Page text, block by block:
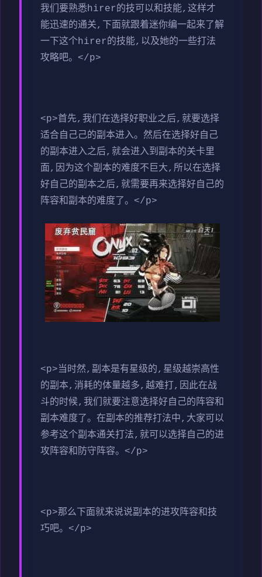
我们要熟悉hirer的技可以和技能,这样才
能迅速的通关,下面就跟着迷你编一起来了解
一下这个hirer的技能,以及她的一些打法
攻略吧。</p>
<p>首先,我们在选择好职业之后,就要选择
适合自己己的副本进入。然后在选择好自己
的副本进入之后,就会进入到副本的关卡里
面,因为这个副本的难度不巨大,所以在选择
好自己的副本之后,就需要再来选择好自己的
阵容和副本的难度了。</p>
<p>当时然,副本是有星级的,星级越崇高性
的副本,消耗的体量越多,越难打,因此在战
斗的时候,我们就要注意选择好自己的阵容和
副本难度了。在副本的推荐打法中,大家可以
参考这个副本通关打法,就可以选择自己的进
攻阵容和防守阵容。</p>
<p>那么下面就来说说副本的进攻阵容和技
巧吧。</p>